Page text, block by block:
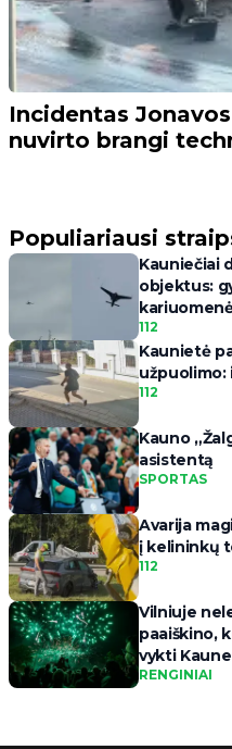
Incidentas
nuvirto brangi
Populiariausi
Kauniečiai
objektus:
112
Kaunietė
užpuolimo:
112
Kauno
asistentą
SPORTAS
Avarija
į kelininkų
112
Vilniuje
paaiškino,
vykti Kaune
RENGINIAI